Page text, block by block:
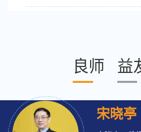
生第三党支部书记孙梦菲分享履
在读博士荣获国家公派联合培养
格；1名硕士应届毕业生成功获
资助，将赴英国剑桥大学...
良师 益
宋晓亭
楚楚